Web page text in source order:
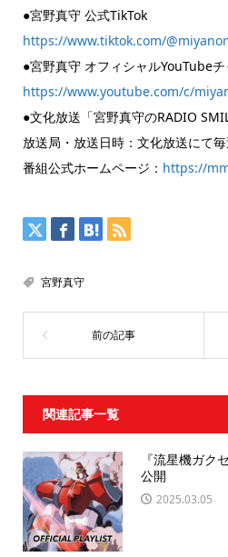
●宮野真守 公式TikTok
https://www.tiktok.com/
●宮野真守 オフィシャルYouTube
https://www.youtube.com/c/
●文化放送「宮野真守のRADIO
放送局・放送日時：文化放送にて
番組公式ホームページ： https://
宮野真守
関連記事一覧
『流星機ガク
公開
2025.03.05